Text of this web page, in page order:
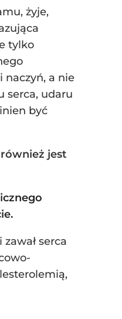
żyje,
tylko
naczyń, a nie
serca, udaru
być
jest
serca